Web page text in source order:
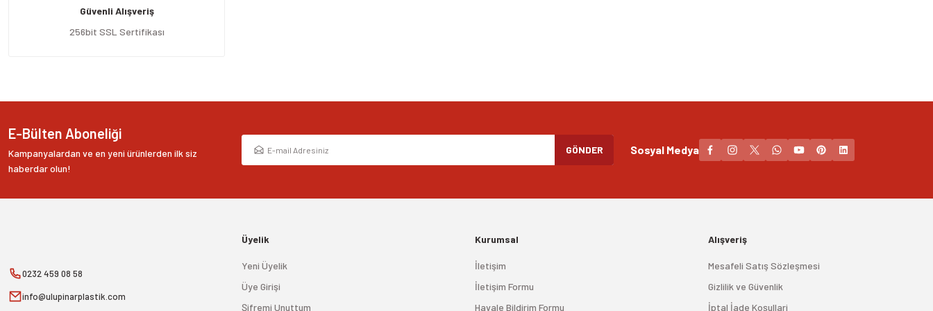
Ürün bilgilerinde hatalar bulunuyor.
Ürün fiyatı diğer sitelerden daha pahalı.
Güvenli Alışveriş
256bit SSL Sertifikası
E-Bülten Aboneliği
Kampanyalardan ve en yeni ürünlerden ilk siz
haberdar olun!
GÖNDER Sosyal Medya
0232 459 08 58
info@ulupinarplastik.com
Üyelik
Yeni Üyelik
Üye Girişi
Şifremi Unuttum
Kurumsal
İletişim
İletişim Formu
Havale Bildirim Formu
Alışveriş
Mesafeli Satış Sözleşmesi
Gizlilik ve Güvenlik
İptal İade Koşullari